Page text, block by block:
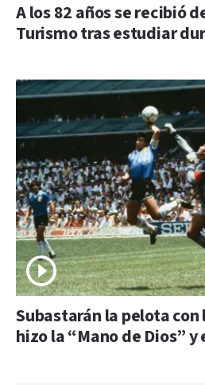
A los 82 años se recibió
Turismo tras estudiar
Subastarán la pelota con
hizo la “Mano de Dios” y